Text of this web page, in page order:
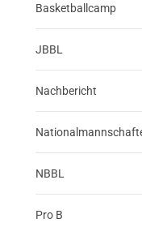
Basketballcamp
JBBL
Nachbericht
NBBL
Pro B